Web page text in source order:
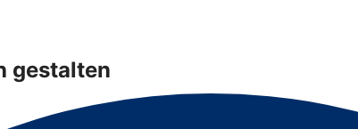
gestalten